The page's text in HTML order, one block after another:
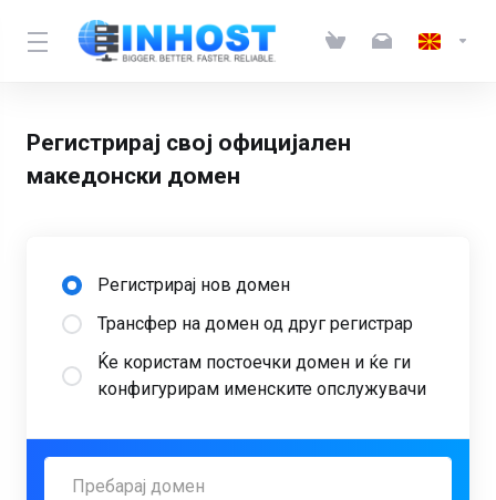
Регистрирај свој официјален
македонски домен
Регистрирај нов домен
Трансфер на домен од друг регистрар
Ќе користам постоечки домен и ќе ги
конфигурирам именските опслужувачи